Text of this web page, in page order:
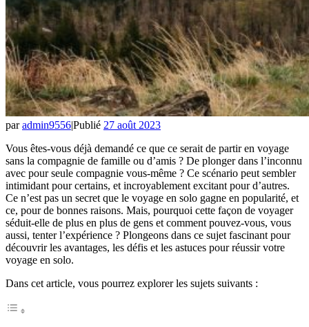
paradmin9556|Publié 27 août 2023
Vous êtes-vous déjà demandé ce que ce serait de partir en voyage
sans la compagnie de famille ou d’amis ? De plonger dans l’inconnu
avec pour seule compagnie vous-même ? Ce scénario peut sembler
intimidant pour certains, et incroyablement excitant pour d’autres.
Ce n’est pas un secret que le voyage en solo gagne en popularité, et
ce, pour de bonnes raisons. Mais, pourquoi cette façon de voyager
séduit-elle de plus en plus de gens et comment pouvez-vous, vous
aussi, tenter l’expérience ? Plongeons dans ce sujet fascinant pour
découvrir les avantages, les défis et les astuces pour réussir votre
voyage en solo.
Dans cet article, vous pourrez explorer les sujets suivants :